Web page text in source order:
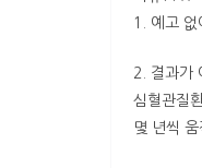
1. 예고 없
2. 결과가
심혈관질
몇 년씩